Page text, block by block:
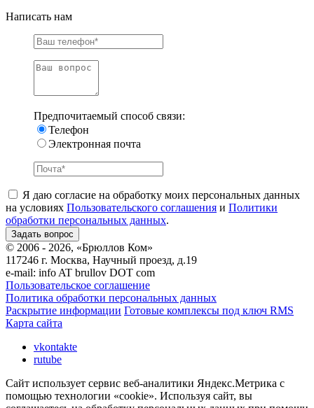
Написать нам
Предпочитаемый способ связи:
Телефон
Электронная почта
Я даю согласие на обработку моих персональных данных
на условиях Пользовательского соглашения и Политики
обработки персональных данных.
© 2006 - 2026, «Брюллов Ком»
117246 г. Москва, Научный проезд, д.19
e-mail: info AT brullov DOT com
Пользовательское соглашение
Политика обработки персональных данных
Раскрытие информации Готовые комплексы под ключ RMS
Карта сайта
vkontakte
rutube
Сайт использует сервис веб-аналитики Яндекс.Метрика с
помощью технологии «cookie». Используя сайт, вы